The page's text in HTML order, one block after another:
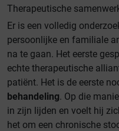
Therapeutische
Er is een volledig
persoonlijke en familiale
na te gaan. Het eerste
echte therapeutische
patiënt. Het is de eerste
behandeling. Op die
in zijn lijden en voelt hij
het om een chronische